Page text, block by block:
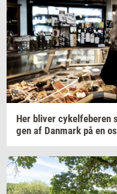
Her bli­ver cy­kel­fe­be­ren
gen af Dan­mark på en